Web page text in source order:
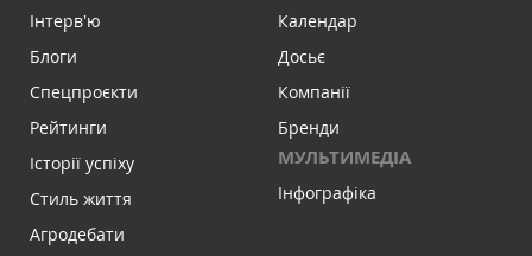
Інтервʼю
Блоги
Спецпроєкти
Рейтинги
Історії успіху
Стиль життя
Агродебати
Календар
Досьє
Компанії
Бренди
МУЛЬТИМЕДІА
Інфографіка